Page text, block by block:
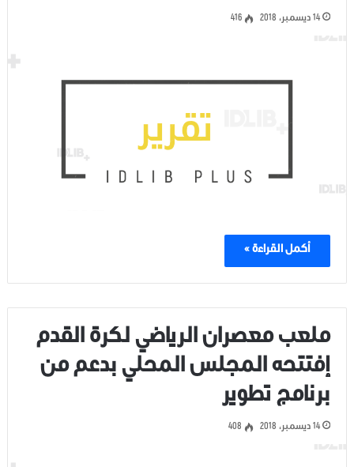
14 ديسمبر، 2018 416
أكمل القراءة »
ملعب معصران الرياضي لكرة القدم
إفتتحه المجلس المحلي بدعم من
برنامج تطوير
14 ديسمبر، 2018 408